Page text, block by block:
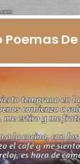
Poemas